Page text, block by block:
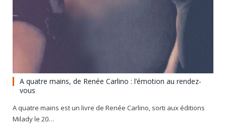
A quatre mains, de Renée Carlino : l’émotion au rendez-
vous
A quatre mains est un livre de Renée Carlino, sorti aux éditions
Milady le 20…